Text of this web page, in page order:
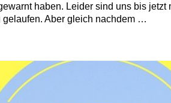
haben. Leider sind uns bis jetzt
gelaufen. Aber gleich nachdem …